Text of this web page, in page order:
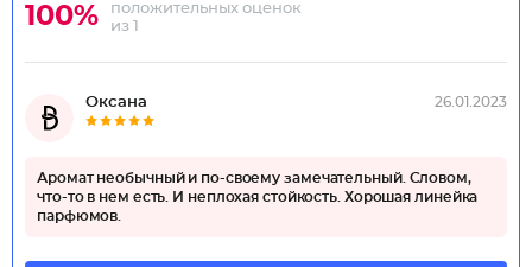
100%
положительных оценок
из 1
Оксана 26.01.2023
Аромат необычный и по-своему замечательный. Словом,
что-то в нем есть. И неплохая стойкость. Хорошая линейка
парфюмов.